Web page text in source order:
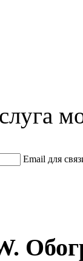
Email для